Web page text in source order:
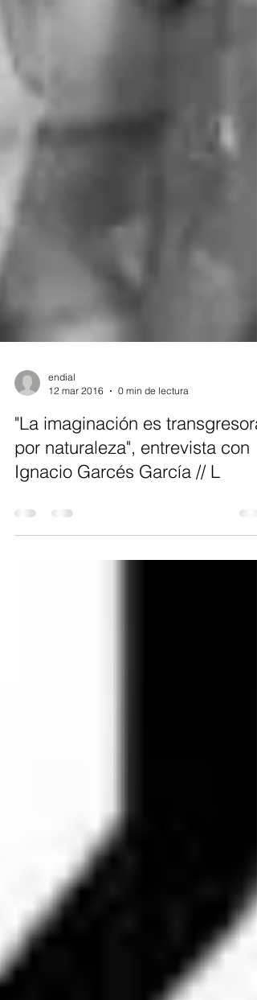
endial
12 mar 2016
0 min de lectura
"La imaginación es transgresora
Ignacio Garcés García // L